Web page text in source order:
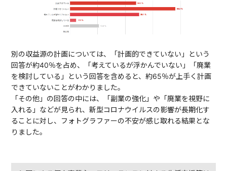
別の収益源の計画については、「計画的できていない」という
回答が約40％を占め、「考えているが浮かんでいない」「廃業
を検討している」という回答を含めると、約65％が上手く計画
できていないことがわかりました。
「その他」の回答の中には、「副業の強化」や「廃業を視野に
入れる」などが見られ、新型コロナウイルスの影響が長期化す
ることに対し、フォトグラファーの不安が感じ取れる結果とな
りました。